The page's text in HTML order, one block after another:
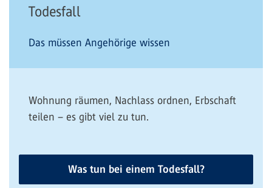
Todesfall
Das müssen Angehörige wissen
Wohnung räumen, Nachlass ordnen, Erbschaft
teilen – es gibt viel zu tun.
Was tun bei einem Todesfall?